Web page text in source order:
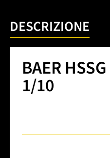
DESCRIZIONE
BAER
1/10